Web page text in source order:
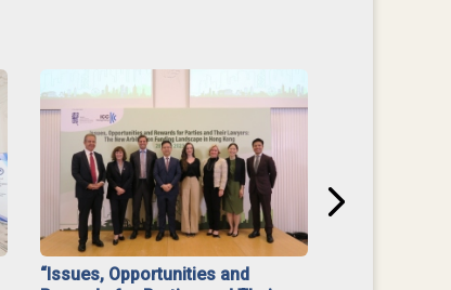
“Issues, Opportunities and